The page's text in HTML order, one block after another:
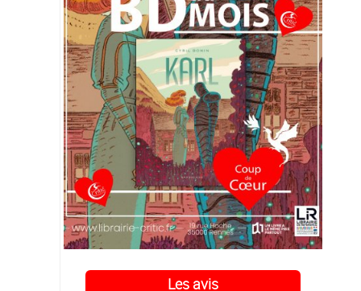
Les avis